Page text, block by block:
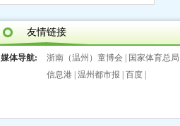
友情链接
媒体导航: 浙南（温州）童博会 国家体育总局
信息港 温州都市报 百度